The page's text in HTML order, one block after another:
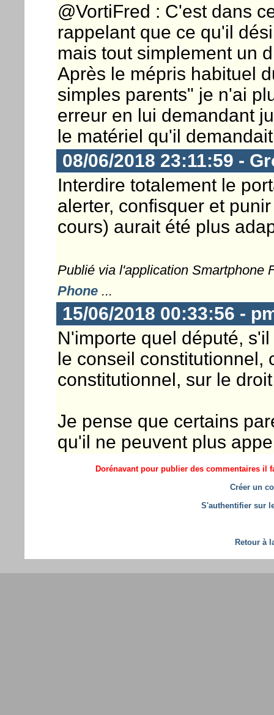
@VortiFred : C'est dans
rappelant que ce qu'il
mais tout simplement un
Après le mépris habituel
simples parents" je n'ai
erreur en lui demandant
le matériel qu'il
08/06/2018 23:11:59 -
Interdire totalement le
alerter, confisquer et
cours) aurait été plus
Publié via l'application Smartphone
Phone...
15/06/2018 00:33:56 -
N'importe quel député,
le conseil constitutionnel,
constitutionnel, sur le
Je pense que certains
qu'il ne peuvent plus
Dorénavant pour publier des commentaires il
Créer un
S'authentifier sur
Retour à